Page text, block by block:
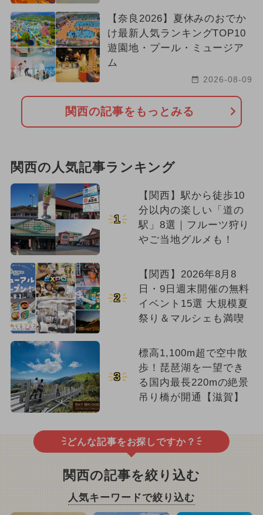
【奈良2026】夏休みのおでか
け最新人気ランキングTOP10
遊園地・プール・ミュージア
ム
2026-08-09
関西の記事をもっとみる
関西の人気記事ランキング
1
【関西】駅から徒歩10
分以内の楽しい「道の
駅」8選｜フルーツ狩り
やご当地グルメも！
2
【関西】2026年8月8
日・9日週末開催の無料
イベント15選 大規模夏
祭り＆マルシェも満喫
3
標高1,100m超で空中散
歩！琵琶湖を一望でき
る国内最長220mの絶景
吊り橋が開通【滋賀】
どんな記事をお探しですか？
関西の記事を絞り込む
人気キーワードで絞り込む